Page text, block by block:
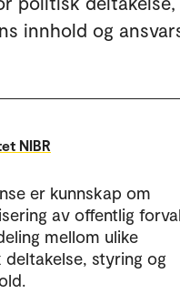
innhold og
NIBR
er kunnskap om
av offentlig
mellom ulike
styring og